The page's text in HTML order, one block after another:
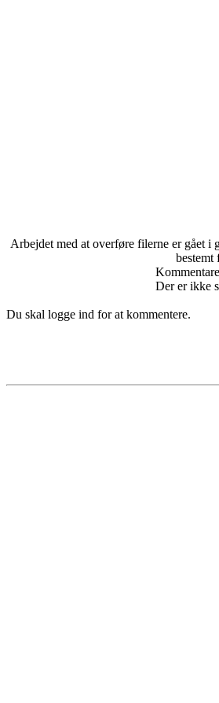
Arbejdet med at overføre filerne er gået i
bestemt
Der er ikke
Du skal logge ind for at kommentere.